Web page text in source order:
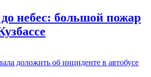
небес: большой пожар